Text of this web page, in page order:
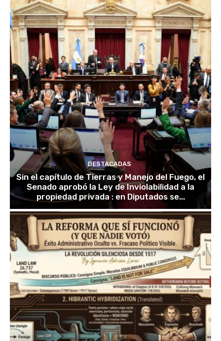
DESTACADAS
Sin el capítulo de Tierras y Manejo del Fuego, el
Senado aprobó la Ley de Inviolabilidad a la
propiedad privada : en Diputados se...